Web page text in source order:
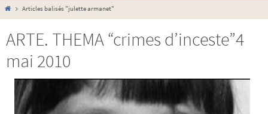
HomeArticles balisés "julette armanet"
ARTE. THEMA “crimes d’inceste”4
mai 2010